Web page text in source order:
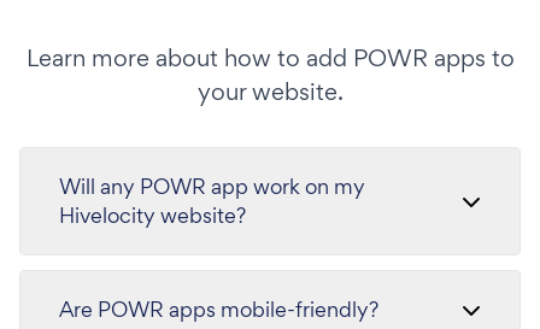
Learn more about how to add POWR apps to
your website.
Will any POWR app work on my
Hivelocity website?
Are POWR apps mobile-friendly?